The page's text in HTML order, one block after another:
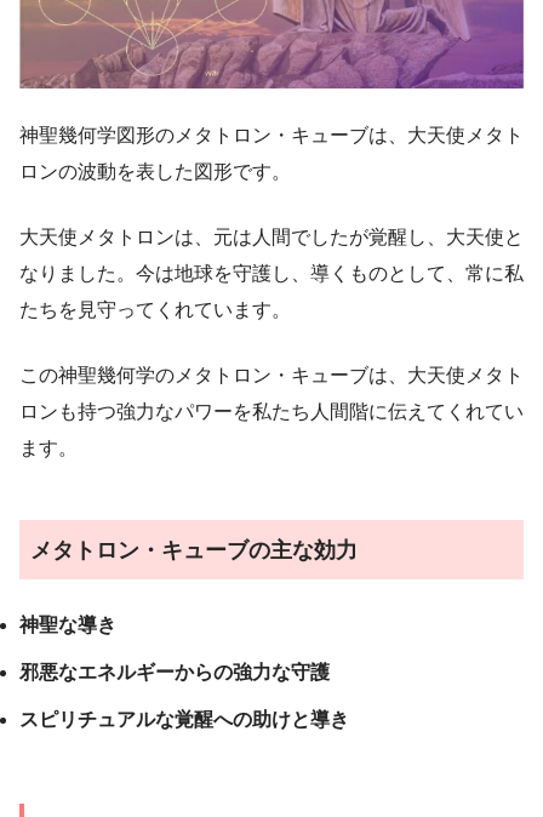
神聖幾何学図形のメタトロン・キューブは、大天使メタト
ロンの波動を表した図形です。
大天使メタトロンは、元は人間でしたが覚醒し、大天使と
なりました。今は地球を守護し、導くものとして、常に私
たちを見守ってくれています。
この神聖幾何学のメタトロン・キューブは、大天使メタト
ロンも持つ強力なパワーを私たち人間階に伝えてくれてい
ます。
メタトロン・キューブの主な効力
神聖な導き
邪悪なエネルギーからの強力な守護
スピリチュアルな覚醒への助けと導き